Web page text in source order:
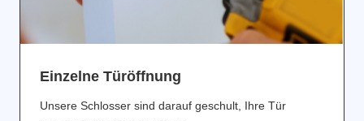
Einzelne Türöffnung
Unsere Schlosser sind darauf geschult, Ihre Tür